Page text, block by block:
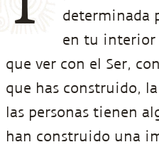
determinada
en tu interior
que ver con el Ser,
que has construido,
las personas tienen
han construido una